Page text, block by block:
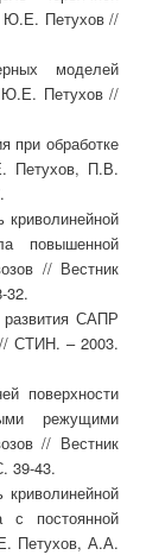
Ю.Е. Петухов //
моделей
Ю.Е. Петухов //
при обработке
Петухов, П.В.
повышенной
// Вестник
САПР
СТИН. – 2003.
поверхности
режущими
// Вестник
39-43.
с постоянной
Петухов, А.А.